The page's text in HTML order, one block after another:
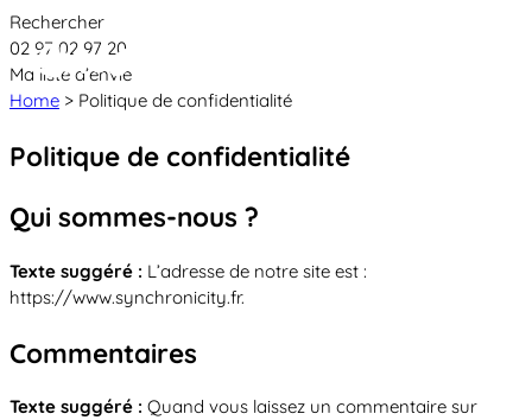
Cookies management panel
Créateur et fabricant d’aires de jeux &
équipements sportifs
Nos dernières actualités
À propos
Nos engagements
Aires de jeux Bikini & Bermuda®
Rechercher
02 97 02 97 20
Ma liste d’envie
Home > Politique de confidentialité
Politique de confidentialité
Qui sommes-nous ?
Texte suggéré : L’adresse de notre site est :
https://www.synchronicity.fr.
Commentaires
Texte suggéré : Quand vous laissez un commentaire sur